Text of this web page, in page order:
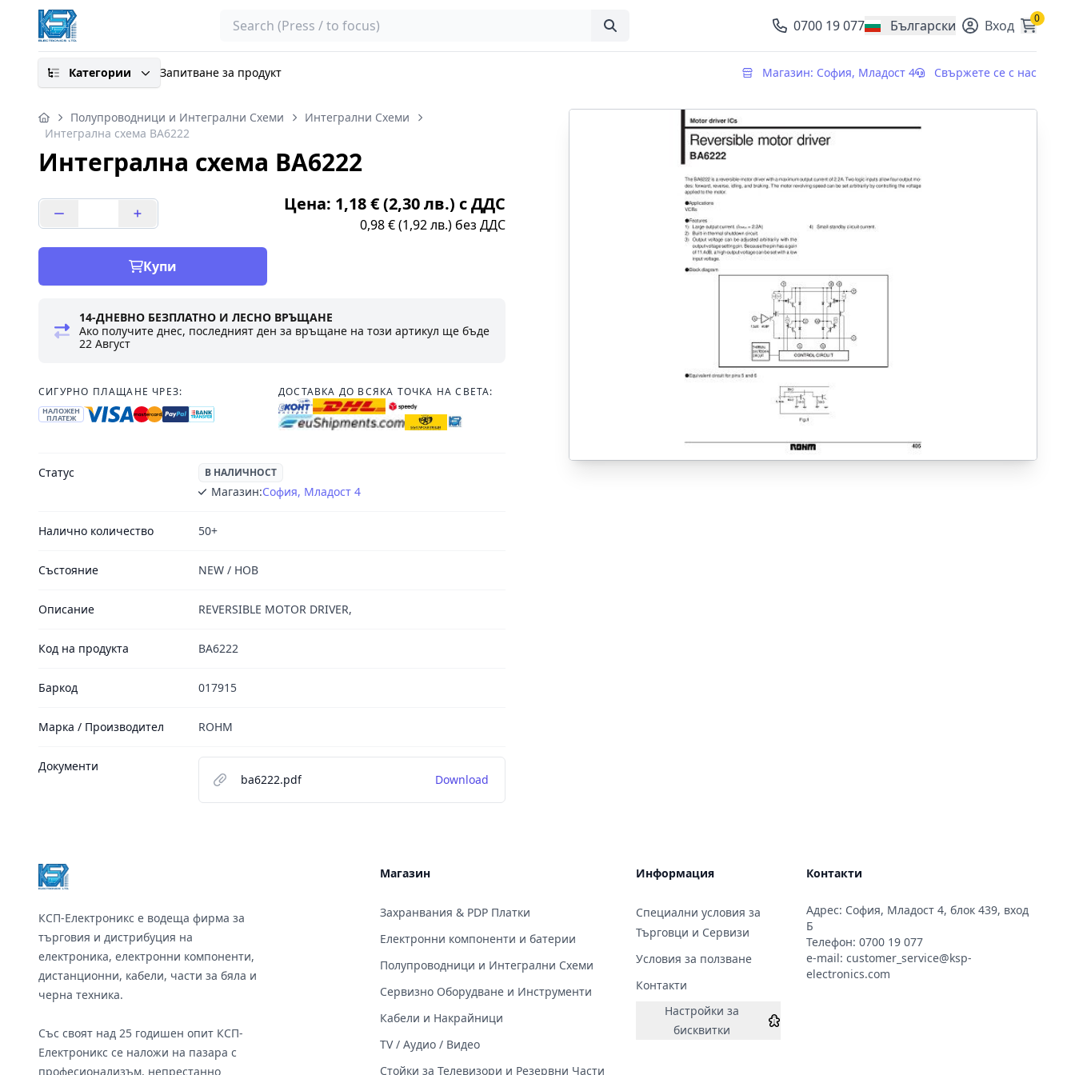
Search 0700 19 077 Български
, change currency Вход 0
Категории Запитване за продукт Магазин: София, Младост 4 Свържете се с нас
Полупроводници и Интегрални Схеми
Интегрални Схеми
Интегрална схема BA6222
Интегрална схема BA6222
Цена: 1,18 € (2,30 лв.) с ДДС
0,98 € (1,92 лв.) без ДДС
Купи
14-ДНЕВНО БЕЗПЛАТНО И ЛЕСНО ВРЪЩАНЕ
Ако получите днес, последният ден за връщане на този артикул ще бъде
22 Август
СИГУРНО ПЛАЩАНЕ ЧРЕЗ:
НАЛОЖЕН
ПЛАТЕЖ
ДОСТАВКА ДО ВСЯКА ТОЧКА НА СВЕТА:
Статус В НАЛИЧНОСТ
Магазин:София, Младост 4
Налично количество 50+
Състояние NEW / НОВ
Описание REVERSIBLE MOTOR DRIVER,
Код на продукта BA6222
Баркод 017915
Марка / Производител ROHM
Документи
ba6222.pdf
Download
КСП-Електроникс е водеща фирма за
търговия и дистрибуция на
електроника, електронни компоненти,
дистанционни, кабели, части за бяла и
черна техника.
Със своят над 25 годишен опит КСП-
Електроникс се наложи на пазара с
професионализъм, непрестанно
Магазин
Захранвания & PDP Платки
Електронни компоненти и батерии
Полупроводници и Интегрални Схеми
Сервизно Оборудване и Инструменти
Кабели и Накрайници
TV / Аудио / Видео
Стойки за Телевизори и Резервни Части
Информация
Специални условия за
Търговци и Сервизи
Условия за ползване
Контакти
Настройки за
бисквитки
Контакти
Адрес: София, Младост 4, блок 439, вход
Б
Телефон: 0700 19 077
e-mail: customer_service@ksp-
electronics.com